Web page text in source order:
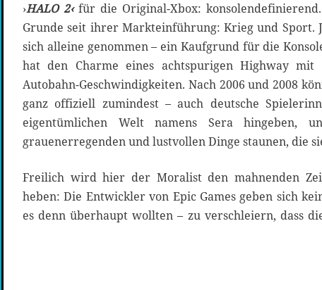
›HALO 2‹ für die Original-Xbox:
Grunde seit ihrer Markteinführung: Krieg und Sport.
sich alleine genommen – ein Kaufgrund für die
hat den Charme eines achtspurigen Highway
Autobahn-Geschwindigkeiten. Nach 2006 und 2008
ganz offiziell zumindest – auch deutsche
eigentümlichen Welt namens Sera hingeben,
grauenerregenden und lustvollen Dinge staunen, die
Freilich wird hier der Moralist den mahnenden
heben: Die Entwickler von Epic Games geben sich
es denn überhaupt wollten – zu verschleiern, dass